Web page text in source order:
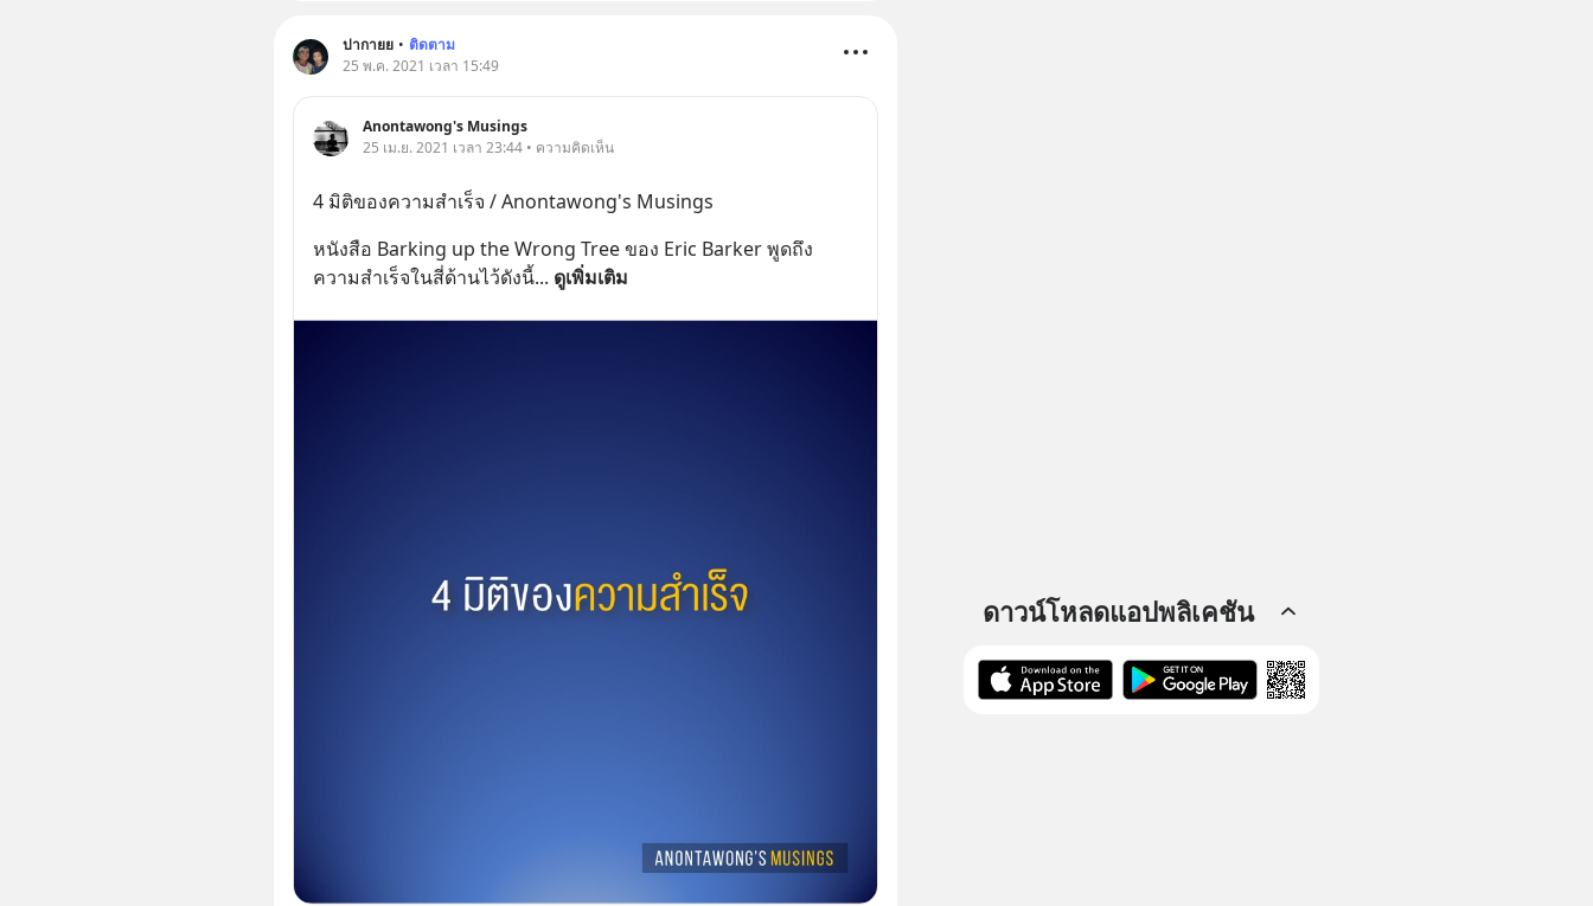
ปากายย • ติดตาม
25 พ.ค. 2021 เวลา 15:49
Anontawong's Musings
25 เม.ย. 2021 เวลา 23:44 • ความคิดเห็น
4 มิติของความสำเร็จ / Anontawong's Musings
หนังสือ Barking up the Wrong Tree ของ Eric Barker พูดถึง
ความสำเร็จในสี่ด้านไว้ดังนี้... ดูเพิ่มเติม
ดาวน์โหลดแอปพลิเคชัน